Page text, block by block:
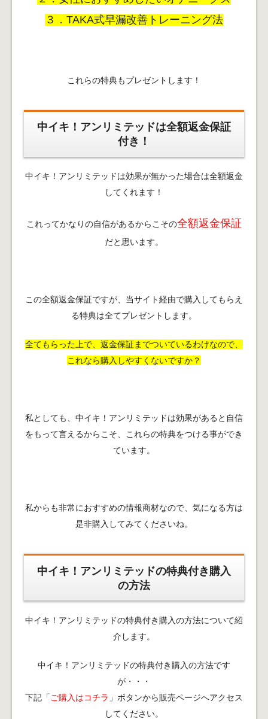
３．TAKA式早漏改善トレーニング法
これらの特典もプレゼントします！
中イキ！アンリミテッドは全額返金保証
付き！
中イキ！アンリミテッドは効果が無かった場合は全額返金
してくれます！
これってかなりの自信があるからこその全額返金保証
だと思います。
この全額返金保証ですが、当サイト経由で購入してもらえ
る特典は全てプレゼントします。
全てもらった上で、返金保証までついているわけなので、
これなら購入しやすくないですか？
私としても、中イキ！アンリミテッドは効果があると自信
をもって言えるからこそ、これらの特典をつける事ができ
ています。
私からも非常におすすめの情報商材なので、気になる方は
是非購入してみてくださいね。
中イキ！アンリミテッドの特典付き購入
の方法
中イキ！アンリミテッドの特典付き購入の方法について紹
介します。
中イキ！アンリミテッドの特典付き購入の方法です
が・・・
下記「ご購入はコチラ 」ボタンから販売ページへアクセス
してください。